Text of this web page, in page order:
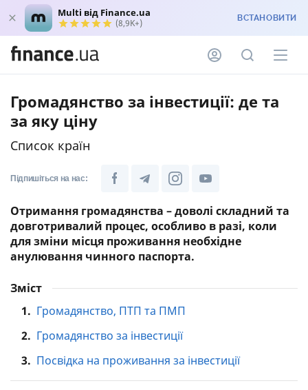
Multi від Finance.ua
(8,9K+) ВСТАНОВИТИ
Громадянство за інвестиції: де та
за яку ціну
Список країн
Підпишіться на нас:
Отримання громадянства – доволі складний та
довготривалий процес, особливо в разі, коли
для зміни місця проживання необхідне
анулювання чинного паспорта.
Зміст
1. Громадянство, ПТП та ПМП
2. Громадянство за інвестиції
3. Посвідка на проживання за інвестиції